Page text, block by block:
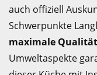
auch offiziell
Schwerpunkte
maximale Qualität
Umweltaspekte